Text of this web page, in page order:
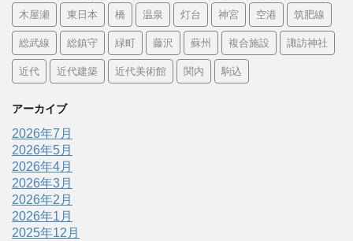
木屋瀬 東日本 橋 温泉 灯台 神宮 空港 筑肥線
総武線 総鎮守 緑町 藤沢 蘇州 複合施設 諏訪神社
近代 近代建築 近代美術館 関内 駒込
アーカイブ
2026年7月
2026年5月
2026年4月
2026年3月
2026年2月
2026年1月
2025年12月